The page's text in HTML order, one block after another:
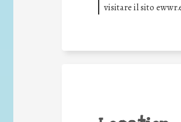
visitare il sito